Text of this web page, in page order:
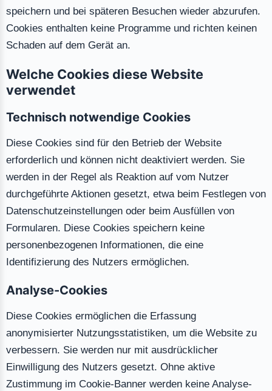
speichern und bei späteren Besuchen wieder abzurufen.
Cookies enthalten keine Programme und richten keinen
Schaden auf dem Gerät an.
Welche Cookies diese Website
verwendet
Technisch notwendige Cookies
Diese Cookies sind für den Betrieb der Website
erforderlich und können nicht deaktiviert werden. Sie
werden in der Regel als Reaktion auf vom Nutzer
durchgeführte Aktionen gesetzt, etwa beim Festlegen von
Datenschutzeinstellungen oder beim Ausfüllen von
Formularen. Diese Cookies speichern keine
personenbezogenen Informationen, die eine
Identifizierung des Nutzers ermöglichen.
Analyse-Cookies
Diese Cookies ermöglichen die Erfassung
anonymisierter Nutzungsstatistiken, um die Website zu
verbessern. Sie werden nur mit ausdrücklicher
Einwilligung des Nutzers gesetzt. Ohne aktive
Zustimmung im Cookie-Banner werden keine Analyse-